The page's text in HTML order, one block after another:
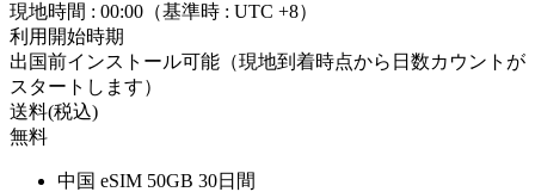
現地時間 : 00:00（基準時 : UTC +8）
利用開始時期
出国前インストール可能（現地到着時点から日数カウントが
スタートします）
送料(税込)
無料
中国 eSIM 50GB 30日間